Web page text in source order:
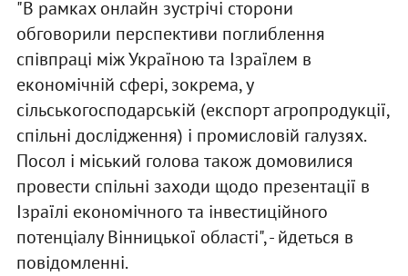
"В рамках онлайн зустрічі сторони
обговорили перспективи поглиблення
співпраці між Україною та Ізраїлем в
економічній сфері, зокрема, у
сільськогосподарській (експорт агропродукції,
спільні дослідження) і промисловій галузях.
Посол і міський голова також домовилися
провести спільні заходи щодо презентації в
Ізраїлі економічного та інвестиційного
потенціалу Вінницької області", - йдеться в
повідомленні.